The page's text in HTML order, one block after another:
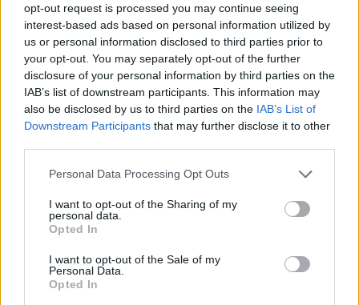
opt-out request is processed you may continue seeing
interest-based ads based on personal information utilized by
us or personal information disclosed to third parties prior to
your opt-out. You may separately opt-out of the further
disclosure of your personal information by third parties on the
IAB’s list of downstream participants. This information may
also be disclosed by us to third parties on the IAB’s List of
Downstream Participants that may further disclose it to other
Please note that this website/app uses one or more Google
not limited to your visit or usage behaviour. You may click to
grant or deny consent to Google and its third-party tags to
use your data for below specified purposes in below Google
consent section.
Personal Data Processing Opt Outs
I want to opt-out of the Sharing of my
personal data.
Opted In
I want to opt-out of the Sale of my
Personal Data.
Opted In
07/08/2026 - 11:59
Σπριντ το 2027